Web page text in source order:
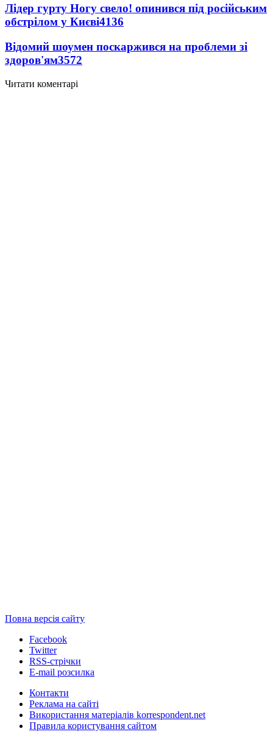
Лідер гурту Ногу свело! опинився під російським
обстрілом у Києві4136
Відомий шоумен поскаржився на проблеми зі
здоров'ям3572
Читати коментарі
Повна версія сайту
Facebook
Twitter
RSS-стрічки
E-mail розсилка
Контакти
Реклама на сайті
Використання матеріалів korrespondent.net
Правила користування сайтом